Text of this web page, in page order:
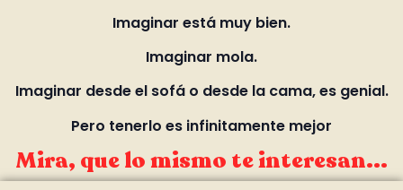
Imaginar está muy bien.
Imaginar mola.
Imaginar desde el sofá o desde la cama, es genial.
Pero tenerlo es infinitamente mejor
Mira, que lo mismo te interesan...